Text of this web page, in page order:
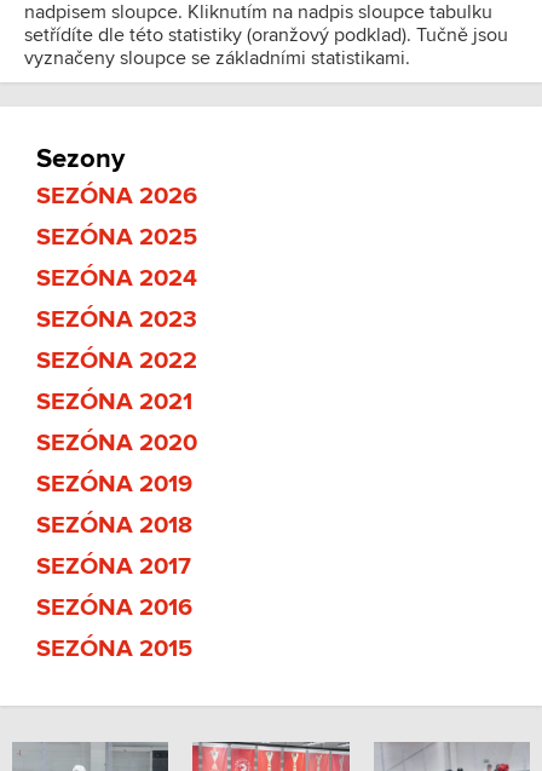
nadpisem sloupce. Kliknutím na nadpis sloupce tabulku
setřídíte dle této statistiky (oranžový podklad). Tučně jsou
vyznačeny sloupce se základními statistikami.
Sezony
SEZÓNA 2026
SEZÓNA 2025
SEZÓNA 2024
SEZÓNA 2023
SEZÓNA 2022
SEZÓNA 2021
SEZÓNA 2020
SEZÓNA 2019
SEZÓNA 2018
SEZÓNA 2017
SEZÓNA 2016
SEZÓNA 2015